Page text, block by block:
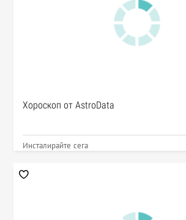
Хороскоп от AstroData
Инсталирайте сега